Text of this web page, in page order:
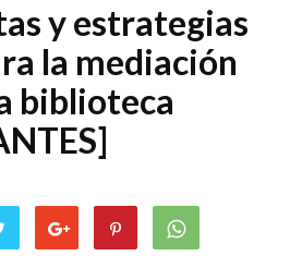
la
Literatura
y estrategias
la mediación
biblioteca